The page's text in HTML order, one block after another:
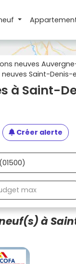
neuves
Saint-Denis-
à Saint-
Créer alerte
à